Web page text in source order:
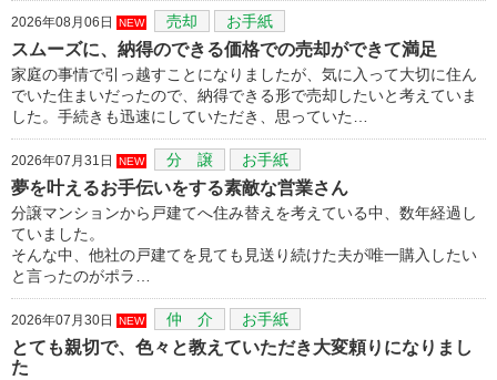
2026年08月06日 NEW 売却 お手紙
スムーズに、納得のできる価格での売却ができて満足
家庭の事情で引っ越すことになりましたが、気に入って大切に住ん
でいた住まいだったので、納得できる形で売却したいと考えていま
した。手続きも迅速にしていただき、思っていた…
2026年07月31日 NEW 分 譲 お手紙
夢を叶えるお手伝いをする素敵な営業さん
分譲マンションから戸建てへ住み替えを考えている中、数年経過し
ていました。
そんな中、他社の戸建てを見ても見送り続けた夫が唯一購入したい
と言ったのがポラ…
2026年07月30日 NEW 仲 介 お手紙
とても親切で、色々と教えていただき大変頼りになりまし
た